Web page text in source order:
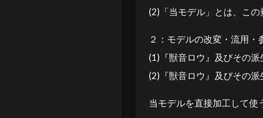
(2)「当モデル」とは、この
２：モデルの改変・流用・
(1)『獣音ロウ』及びその
(2)『獣音ロウ』及びその派
当モデルを直接加工して使